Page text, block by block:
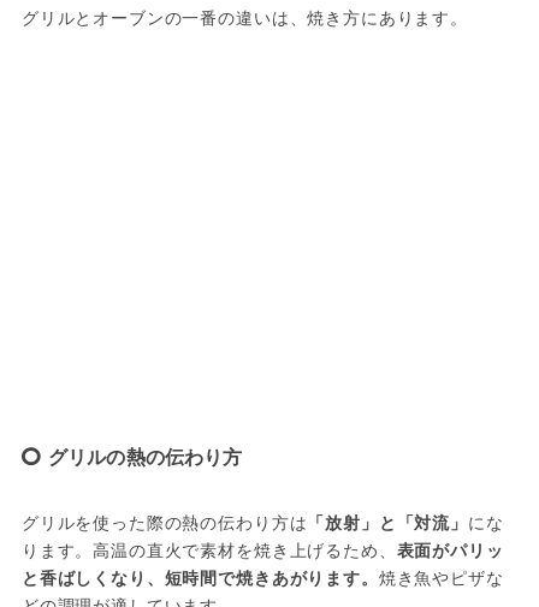
グリルとオーブンの一番の違いは、焼き方にあります。
グリルの熱の伝わり方
グリルを使った際の熱の伝わり方は 「放射」と「対流」 にな
ります。高温の直火で素材を焼き上げるため、 表面がパリッ
と香ばしくなり、短時間で焼きあがります。 焼き魚やピザな